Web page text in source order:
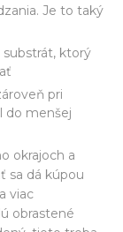
Je to taký
ktorý
pri
do menšej
okrajoch a
sa dá kúpou
viac
obrastené